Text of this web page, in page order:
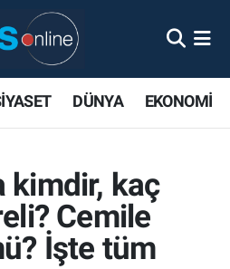
DÜNYA EKONOMİ
kimdir, kaç
Cemile
İşte tüm